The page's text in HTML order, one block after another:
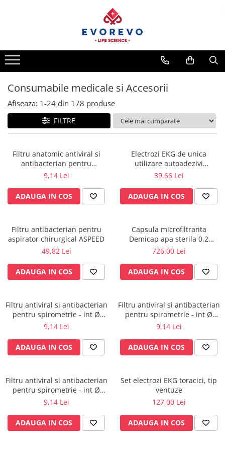
Nebulizatoare
Concentratoare oxigen
Senzori SpO2
Pulsoximetre
Capnometre
Lampi operatie
Negatoscoape
Holter EKG
Injectomate
CPAP si AUTOCPAP
Instalatii gaze medicinale
Statii gaze medicinale
Prize gaze medicinale
Regulatoare presiune gaze
medicinale
Butelii gaze medicale
Conectori gaze medicinale
Componente statii gaze
Panouri control si alarmare
Console ATI si UPU
Dispozitive si sisteme de prindere /
Termometre
Higrometre
Consumabile medicale si Accesorii
Afiseaza: 1-24 din 178 produse
FILTRE
Filtru anatomic antiviral si
antibacterian pentru
spirometrie – int. Ø 27,5mm x
9,14 Lei
ADAUGA IN COS
Electrozi EKG de unica
utilizare autoadezivi
36x40mm cu capsa, pachet
39,66 Lei
ADAUGA IN COS
Filtru antibacterian pentru
aspirator chirurgical ASPEED
49,82 Lei
ADAUGA IN COS
Capsula microfiltranta
Demicap apa sterila 0,2
microni 60 cicluri cu gat gros
726,00 Lei
ADAUGA IN COS
Filtru antiviral si antibacterian
pentru spirometrie - int Ø
27,0 x ext Ø 30,5 mm / int Ø
9,14 Lei
ADAUGA IN COS
Filtru antiviral si antibacterian
pentru spirometrie - int Ø
27,0 x ext Ø 30,0 mm / int Ø
9,14 Lei
ADAUGA IN COS
Filtru antiviral si antibacterian
pentru spirometrie - int Ø
27,0 x ext Ø 30,0 mm / int Ø
9,14 Lei
ADAUGA IN COS
Set electrozi EKG toracici, tip
ventuze
127,00 Lei
ADAUGA IN COS